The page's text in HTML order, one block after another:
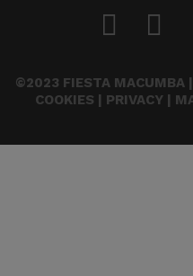
©2023 FIESTA MACUMBA |
COOKIES | PRIVACY |